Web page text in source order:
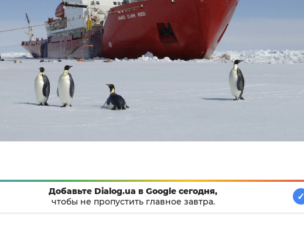
Добавьте Dialog.ua в Google сегодня,
чтобы не пропустить главное завтра.
✓